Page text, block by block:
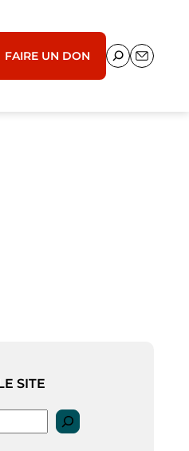
FAIRE UN DON
SITE